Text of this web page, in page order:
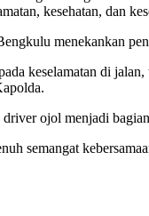
kesehatan, dan
menekankan
keselamatan di
ojol menjadi
semangat